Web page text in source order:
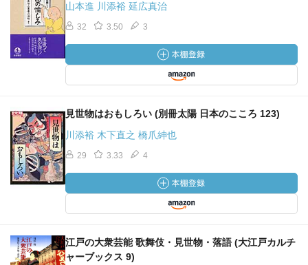
山本進 川添裕 延広真治
32 3.50 3
見世物はおもしろい (別冊太陽 日本のこころ 123)
川添裕 木下直之 橋爪紳也
29 3.33 4
江戸の大衆芸能 歌舞伎・見世物・落語 (大江戸カルチ
ャーブックス 9)